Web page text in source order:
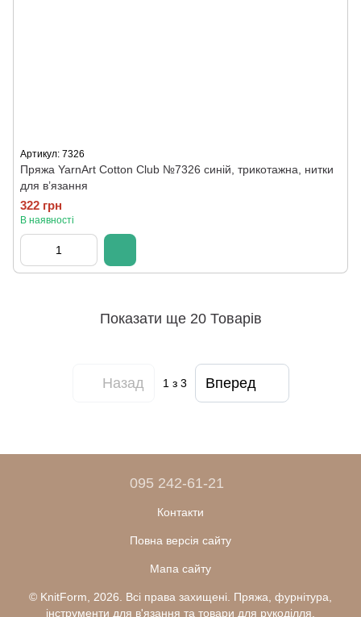
Артикул: 7326
Пряжа YarnArt Cotton Club №7326 синій, трикотажна, нитки
для в’язання
322 грн
В наявності
Показати ще 20 Товарів
Назад 1 з 3 Вперед
095 242-61-21
Контакти
Повна версія сайту
Мапа сайту
© KnitForm, 2026. Всі права захищені. Пряжа, фурнітура,
інструменти для в'язання та товари для рукоділля.